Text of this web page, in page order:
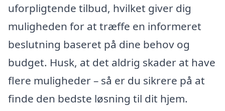
uforpligtende tilbud, hvilket giver dig
muligheden for at træffe en informeret
beslutning baseret på dine behov og
budget. Husk, at det aldrig skader at have
flere muligheder – så er du sikrere på at
finde den bedste løsning til dit hjem.